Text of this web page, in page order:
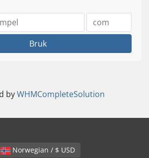
Bruk
byWHMCompleteSolution
Norwegian / $ USD